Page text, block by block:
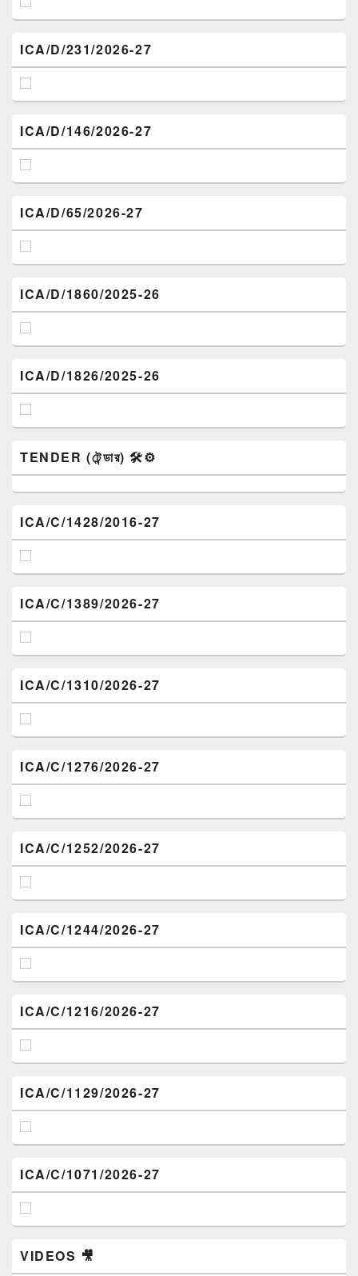
ICA/D/231/2026-27
ICA/D/146/2026-27
ICA/D/65/2026-27
ICA/D/1860/2025-26
ICA/D/1826/2025-26
TENDER (টেন্ডার) 🛠️⚙️
ICA/C/1428/2016-27
ICA/C/1389/2026-27
ICA/C/1310/2026-27
ICA/C/1276/2026-27
ICA/C/1252/2026-27
ICA/C/1244/2026-27
ICA/C/1216/2026-27
ICA/C/1129/2026-27
ICA/C/1071/2026-27
VIDEOS 🎥